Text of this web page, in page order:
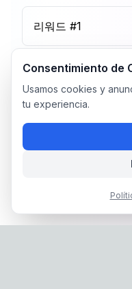
리워드 #1
Consentimiento de
Usamos cookies y
tu experiencia.